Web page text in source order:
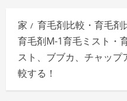
イ
マ
リ
メ
ニ
ュ
家
育毛剤比較・育毛剤
育毛剤M-1育毛ミスト・
スト、ブブカ、チャップ
較する！